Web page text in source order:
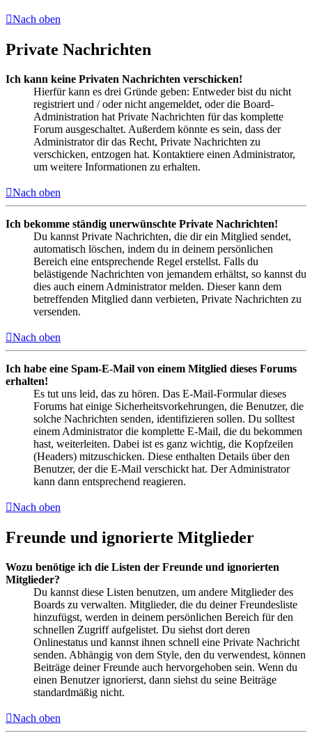
Nach oben
Private Nachrichten
Ich kann keine Privaten Nachrichten verschicken!
Hierfür kann es drei Gründe geben: Entweder bist du nicht
registriert und / oder nicht angemeldet, oder die Board-
Administration hat Private Nachrichten für das komplette
Forum ausgeschaltet. Außerdem könnte es sein, dass der
Administrator dir das Recht, Private Nachrichten zu
verschicken, entzogen hat. Kontaktiere einen Administrator,
um weitere Informationen zu erhalten.
Nach oben
Ich bekomme ständig unerwünschte Private Nachrichten!
Du kannst Private Nachrichten, die dir ein Mitglied sendet,
automatisch löschen, indem du in deinem persönlichen
Bereich eine entsprechende Regel erstellst. Falls du
belästigende Nachrichten von jemandem erhältst, so kannst du
dies auch einem Administrator melden. Dieser kann dem
betreffenden Mitglied dann verbieten, Private Nachrichten zu
versenden.
Nach oben
Ich habe eine Spam-E-Mail von einem Mitglied dieses Forums
erhalten!
Es tut uns leid, das zu hören. Das E-Mail-Formular dieses
Forums hat einige Sicherheitsvorkehrungen, die Benutzer, die
solche Nachrichten senden, identifizieren sollen. Du solltest
einem Administrator die komplette E-Mail, die du bekommen
hast, weiterleiten. Dabei ist es ganz wichtig, die Kopfzeilen
(Headers) mitzuschicken. Diese enthalten Details über den
Benutzer, der die E-Mail verschickt hat. Der Administrator
kann dann entsprechend reagieren.
Nach oben
Freunde und ignorierte Mitglieder
Wozu benötige ich die Listen der Freunde und ignorierten
Mitglieder?
Du kannst diese Listen benutzen, um andere Mitglieder des
Boards zu verwalten. Mitglieder, die du deiner Freundesliste
hinzufügst, werden in deinem persönlichen Bereich für den
schnellen Zugriff aufgelistet. Du siehst dort deren
Onlinestatus und kannst ihnen schnell eine Private Nachricht
senden. Abhängig von dem Style, den du verwendest, können
Beiträge deiner Freunde auch hervorgehoben sein. Wenn du
einen Benutzer ignorierst, dann siehst du seine Beiträge
standardmäßig nicht.
Nach oben